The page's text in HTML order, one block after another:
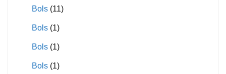
Bols (11)
Bols (1)
Bols (1)
Bols (1)